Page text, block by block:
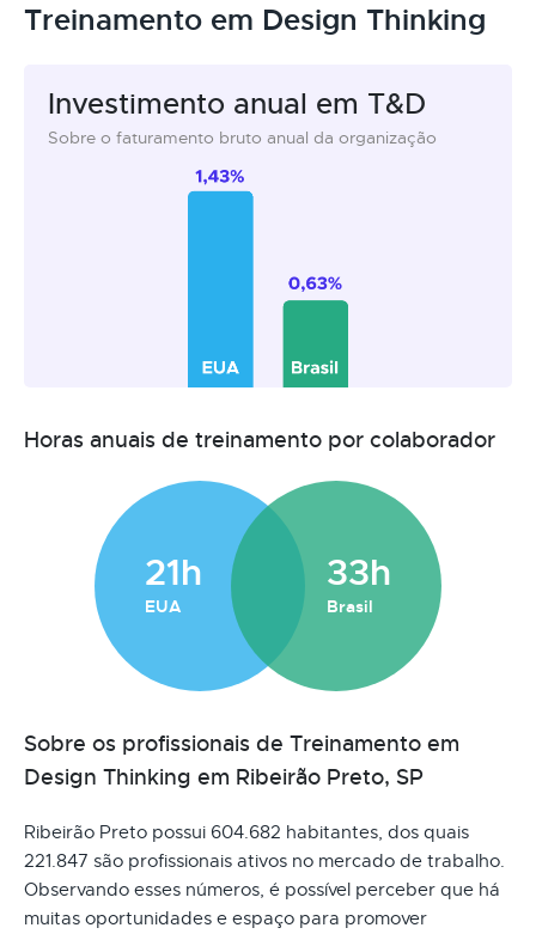
Treinamento em Design Thinking
Investimento anual em T&D
Sobre o faturamento bruto anual da organização
Horas anuais de treinamento por colaborador
21h
EUA
33h
Brasil
Sobre os profissionais de Treinamento em
Design Thinking em Ribeirão Preto, SP
Ribeirão Preto possui 604.682 habitantes, dos quais
221.847 são profissionais ativos no mercado de trabalho.
Observando esses números, é possível perceber que há
muitas oportunidades e espaço para promover